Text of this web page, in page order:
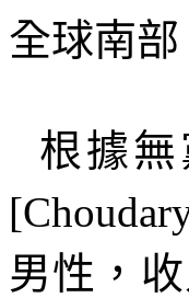
全球南
根據
男性，